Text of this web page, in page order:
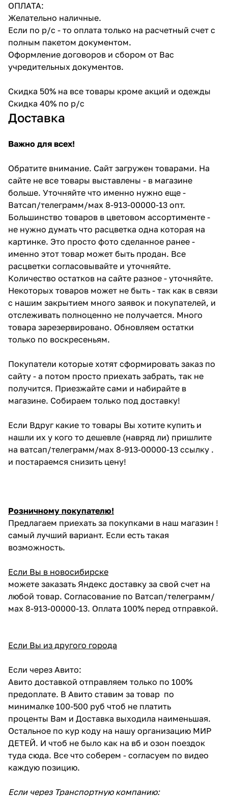
ОПЛАТА:
Желательно наличные.
Если по р/с - то оплата только на расчетный счет с
полным пакетом документом.
Оформление договоров и сбором от Вас
учредительных документов.
Скидка 50% на все товары кроме акций и одежды
Скидка 40% по р/с
Доставка
Важно для всех!
Обратите внимание. Сайт загружен товарами. На
сайте не все товары выставлены - в магазине
больше. Уточняйте что именно нужно еще -
Ватсап/телеграмм/мах 8-913-00000-13 опт.
Большинство товаров в цветовом ассортименте -
не нужно думать что расцветка одна которая на
картинке. Это просто фото сделанное ранее -
именно этот товар может быть продан. Все
расцветки согласовывайте и уточняйте.
Количество остатков на сайте разное - уточняйте.
Некоторых товаров может не быть - так как в связи
с нашим закрытием много заявок и покупателей, и
отслеживать полноценно не получается. Много
товара зарезервировано. Обновляем остатки
только по воскресеньям.
Покупатели которые хотят сформировать заказ по
сайту - а потом просто приехать забрать, так не
получится. Приезжайте сами и набирайте в
магазине. Собираем только под доставку!
Если Вдруг какие то товары Вы хотите купить и
нашли их у кого то дешевле (навряд ли) пришлите
на ватсап/телеграмм/мах 8-913-00000-13 ссылку .
и постараемся снизить цену!
Розничному покупателю!
Предлагаем приехать за покупками в наш магазин !
самый лучший вариант. Если есть такая
возможность.
Если Вы в новосибирске
можете заказать Яндекс доставку за свой счет на
любой товар. Согласование по Ватсап/телеграмм/
мах 8-913-00000-13. Оплата 100% перед отправкой.
Если Вы из другого города
Если через Авито:
Авито доставкой отправляем только по 100%
предоплате. В Авито ставим за товар по
минималке 100-500 руб чтоб не платить
проценты Вам и Доставка выходила наименьшая.
Остальное по кур коду на нашу организацию МИР
ДЕТЕЙ. И чтоб не было как на вб и озон поездок
туда сюда. Все что соберем - согласуем по видео
каждую позицию.
Если через Транспортную компанию: